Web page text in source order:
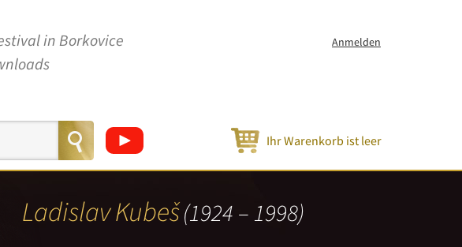
in Borkovice
Anmelden
Ihr Warenkorb ist leer
Ladislav Kubeš(1924 – 1998)